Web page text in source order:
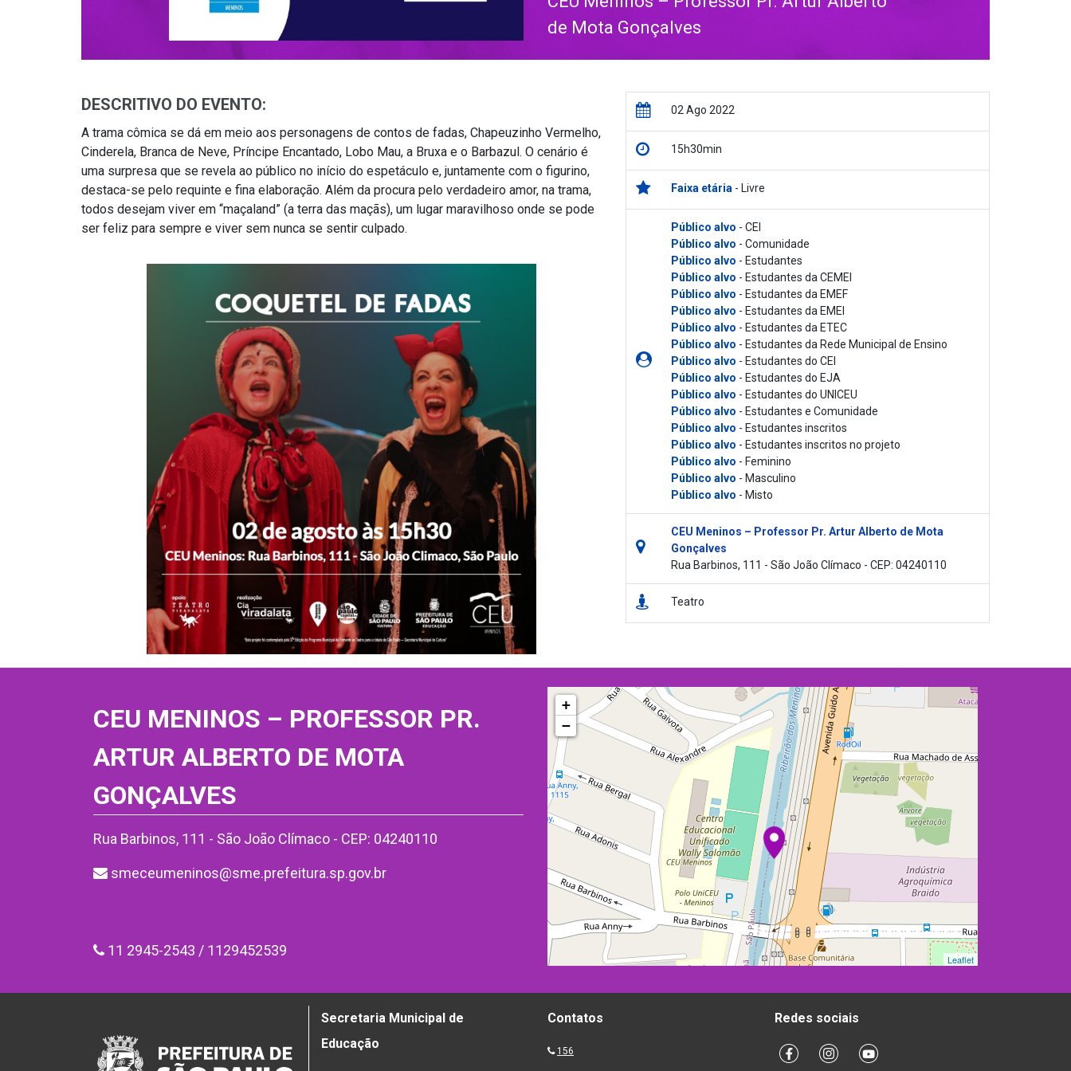
de Mota Gonçalves
DESCRITIVO DO EVENTO:
A trama cômica se dá em meio aos personagens de contos de fadas, Chapeuzinho Vermelho,
Cinderela, Branca de Neve, Príncipe Encantado, Lobo Mau, a Bruxa e o Barbazul. O cenário é
uma surpresa que se revela ao público no início do espetáculo e, juntamente com o figurino,
destaca-se pelo requinte e fina elaboração. Além da procura pelo verdadeiro amor, na trama,
todos desejam viver em “maçaland” (a terra das maçãs), um lugar maravilhoso onde se pode
ser feliz para sempre e viver sem nunca se sentir culpado.
02 Ago 2022
15h30min
Faixa etária- Livre
Público alvo - CEI
Público alvo - Comunidade
Público alvo - Estudantes
Público alvo - Estudantes da CEMEI
Público alvo - Estudantes da EMEF
Público alvo - Estudantes da EMEI
Público alvo - Estudantes da ETEC
Público alvo - Estudantes da Rede Municipal de Ensino
Público alvo - Estudantes do CEI
Público alvo - Estudantes do EJA
Público alvo - Estudantes do UNICEU
Público alvo - Estudantes e Comunidade
Público alvo - Estudantes inscritos
Público alvo - Estudantes inscritos no projeto
Público alvo - Feminino
Público alvo - Masculino
Público alvo - Misto
CEU Meninos – Professor Pr. Artur Alberto de Mota
Gonçalves
Rua Barbinos, 111 - São João Clímaco - CEP: 04240110
Teatro
CEU MENINOS – PROFESSOR PR.
ARTUR ALBERTO DE MOTA
GONÇALVES
Rua Barbinos, 111 - São João Clímaco - CEP: 04240110
smeceumeninos@sme.prefeitura.sp.gov.br
11 2945-2543 / 1129452539
+
−
Leaflet
Secretaria Municipal de
Educação
Contatos
156
Redes sociais